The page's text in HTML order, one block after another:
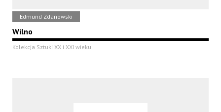
Edmund Zdanowski
Wilno
Kolekcja Sztuki XX i XXI wieku